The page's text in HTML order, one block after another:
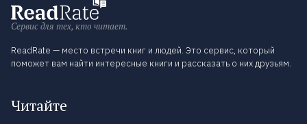
Сервис для тех, кто читает.
ReadRate — место встречи книг и людей. Это сервис, который
поможет вам найти интересные книги и рассказать о них друзьям.
Читайте